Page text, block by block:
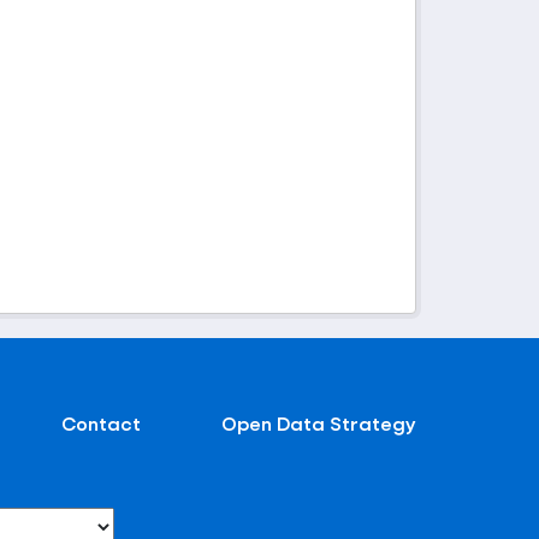
Contact Open Data Strategy